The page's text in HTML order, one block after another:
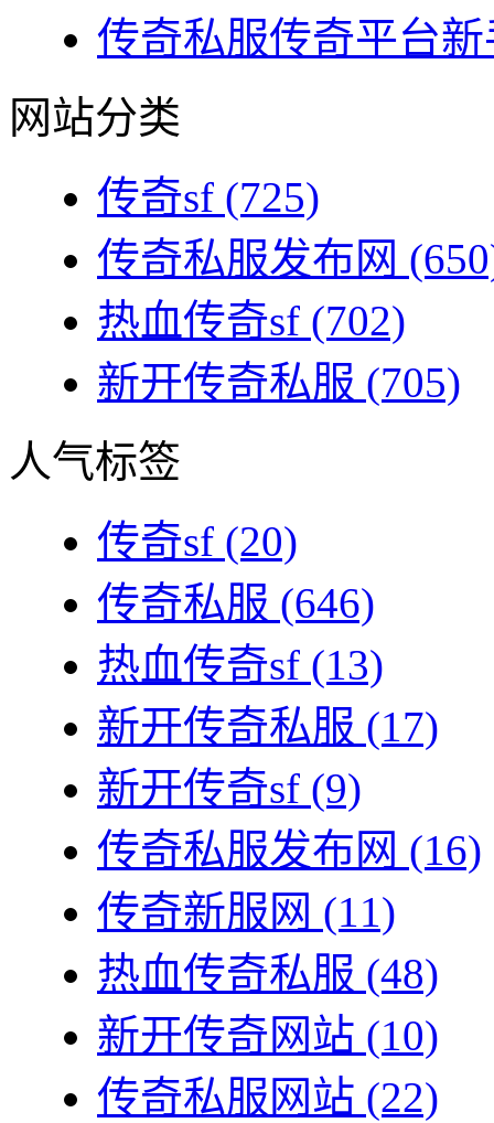
传奇私服传奇平台
网站分类
传奇sf (725)
传奇私服发布网
热血传奇sf (702)
新开传奇私服 (705)
人气标签
传奇sf (20)
传奇私服 (646)
热血传奇sf (13)
新开传奇私服 (17)
新开传奇sf (9)
传奇私服发布网 (16)
传奇新服网 (11)
热血传奇私服 (48)
新开传奇网站 (10)
传奇私服网站 (22)